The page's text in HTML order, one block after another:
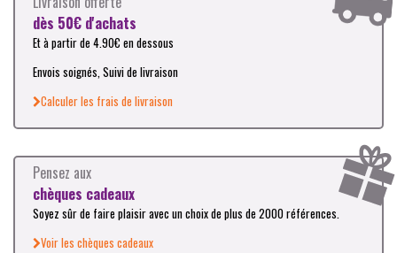
dès 50€ d'achats
Et à partir de 4.90€ en dessous
Envois soignés, Suivi de livraison
Calculer les frais de livraison
Pensez aux
chèques cadeaux
Soyez sûr de faire plaisir avec un choix de plus de 2000 références.
Voir les chèques cadeaux